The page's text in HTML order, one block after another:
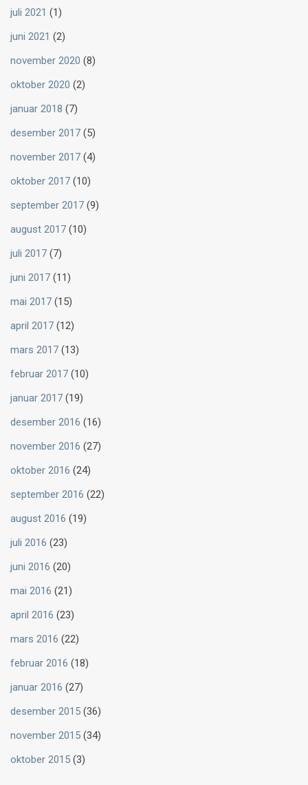
juli 2021 (1)
juni 2021 (2)
november 2020 (8)
oktober 2020 (2)
januar 2018 (7)
desember 2017 (5)
november 2017 (4)
oktober 2017 (10)
september 2017 (9)
august 2017 (10)
juli 2017 (7)
juni 2017 (11)
mai 2017 (15)
april 2017 (12)
mars 2017 (13)
februar 2017 (10)
januar 2017 (19)
desember 2016 (16)
november 2016 (27)
oktober 2016 (24)
september 2016 (22)
august 2016 (19)
juli 2016 (23)
juni 2016 (20)
mai 2016 (21)
april 2016 (23)
mars 2016 (22)
februar 2016 (18)
januar 2016 (27)
desember 2015 (36)
november 2015 (34)
oktober 2015 (3)